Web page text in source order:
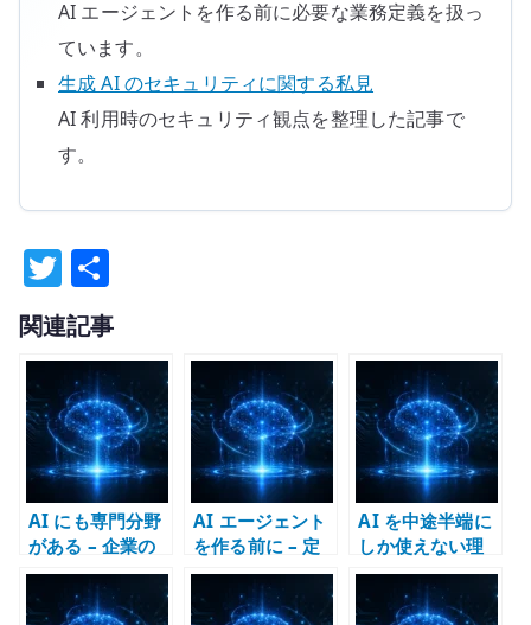
AI エージェントを作る前に必要な業務定義を扱っ
ています。
生成 AI のセキュリティに関する私見
AI 利用時のセキュリティ観点を整理した記事で
す。
T
w
it
te
r
有
関連記事
AI にも専門分野
がある – 企業の
事業構造が AI の
個性を作る
AI エージェント
を作る前に – 定
義できないもの
は設計できない
AI を中途半端に
しか使えない理
由 – プロンプト
術より構造化が